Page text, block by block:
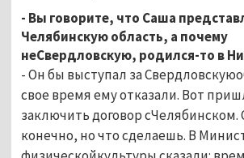
- Вы говорите, что Саша
Челябинскую область, а почему
неСвердловскую, родился-то в
- Он бы выступал за
свое время ему отказали. Вот
заключить договор сЧелябинском.
конечно, но что сделаешь. В